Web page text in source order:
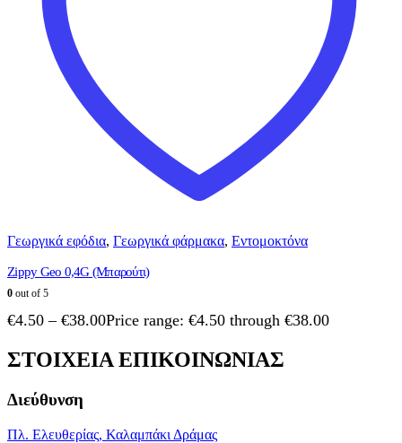
Γεωργικά εφόδια, Γεωργικά φάρμακα, Εντομοκτόνα
Zippy Geo 0,4G (Μπαρούτι)
0 out of 5
€4.50 – €38.00Price range: €4.50 through €38.00
ΣΤΟΙΧΕΙΑ ΕΠΙΚΟΙΝΩΝΙΑΣ
Διεύθυνση
Πλ. Ελευθερίας, Καλαμπάκι Δράμας